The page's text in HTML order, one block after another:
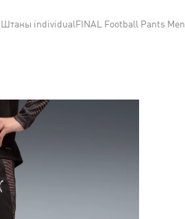
Штаны individualFINAL Football Pants Men